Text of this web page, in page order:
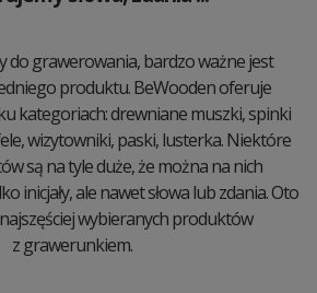
do grawerowania, bardzo ważne jest
produktu. BeWooden oferuje
kategoriach: drewniane muszki, spinki
wizytowniki, paski, lusterka. Niektóre
są na tyle duże, że można na nich
inicjały, ale nawet słowa lub zdania. Oto
wybieranych produktów
z grawerunkiem.